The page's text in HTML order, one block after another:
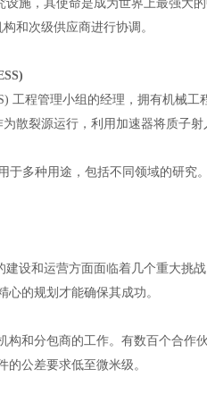
设施，其使命是成为世界上最强大
和次级供应商进行协调。
工程管理小组的经理，拥有机械
散裂源运行，利用加速器将质子
于多种用途，包括不同领域的研
建设和运营方面面临着几个重大挑
的规划才能确保其成功。
构和分包商的工作。有数百个合
公差要求低至微米级。